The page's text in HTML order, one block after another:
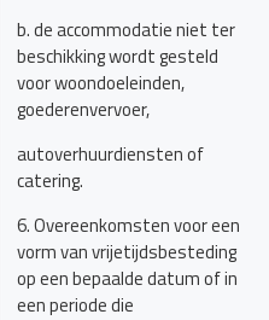
b. de accommodatie niet ter
beschikking wordt gesteld
voor woondoeleinden,
goederenvervoer,
autoverhuurdiensten of
catering.
6. Overeenkomsten voor een
vorm van vrijetijdsbesteding
op een bepaalde datum of in
een periode die